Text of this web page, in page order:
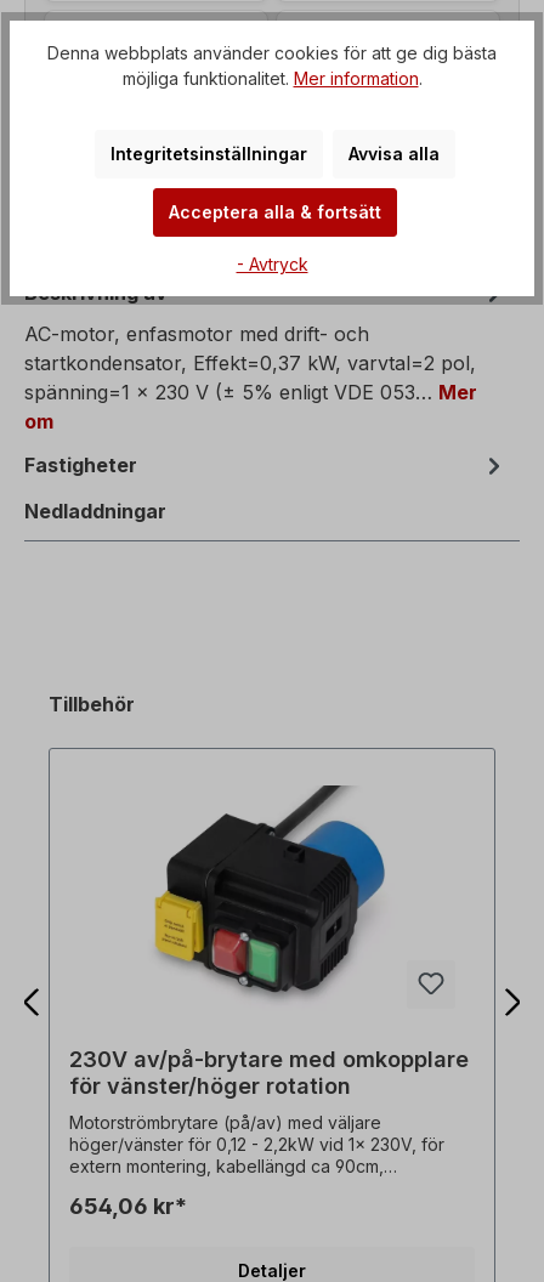
Beskrivning av
AC-motor, enfasmotor med drift- och
startkondensator, Effekt=0,37 kW, varvtal=2 pol,
spänning=1 x 230 V (± 5% enligt VDE 053… Mer
om
Fastigheter
Nedladdningar
Tillbehör
230V av/på-brytare med omkopplare
för vänster/höger rotation
Motorströmbrytare (på/av) med väljare
höger/vänster för 0,12 - 2,2kW vid 1x 230V, för
extern montering, kabellängd ca 90cm,
brytförmåga 16 A - 1x230V,- omgivningstemperatur
654,06 kr*
Detaljer
Denna webbplats använder cookies för att ge dig bästa
möjliga funktionalitet. Mer information.
Integritetsinställningar Avvisa alla
Acceptera alla & fortsätt
- Avtryck